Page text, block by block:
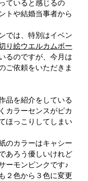
ていると感じるの
トや結婚当事者から
では、特別はイベン
り絵ウエルカムボー
るのですが、今月は
ご依頼をいただきま
品を紹介をしている
カラーセンスがピカ
ほっこりしてしまい
のカラーはキャシー
あろう優しいけれど
ーモンピンクです♪
２色から３色に変更